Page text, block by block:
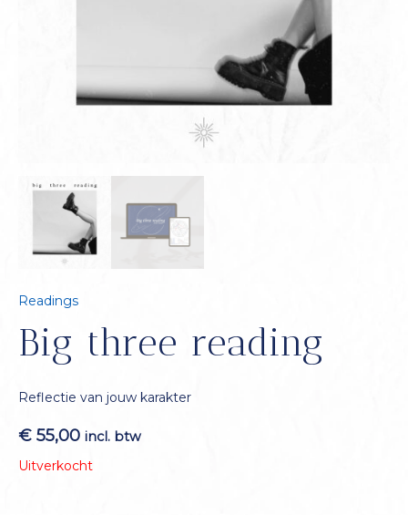
Readings
Big three reading
Reflectie van jouw karakter
€ 55,00 incl. btw
Uitverkocht